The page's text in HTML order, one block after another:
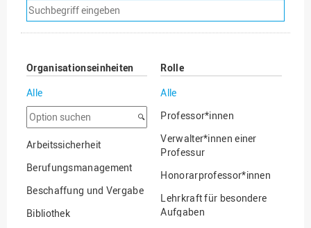
Suchfilter
entfernen
Organisationseinheiten
Alle
Option
suchen
Arbeitssicherheit
Berufungsmanagement
Beschaffung und Vergabe
Bibliothek
Rolle
Alle
Professor*innen
Verwalter*innen einer
Professur
Honorarprofessor*innen
Lehrkraft für besondere
Aufgaben